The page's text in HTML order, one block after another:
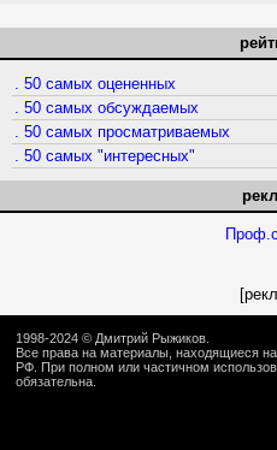
. 50 самых оцененных
. 50 самых обсуждаемых
. 50 самых просматриваемых
. 50 самых "интересных"
1998-2024 © Дмитрий Рыжиков
Все права на материалы, находящиеся
РФ. При полном или частичном
обязательна.